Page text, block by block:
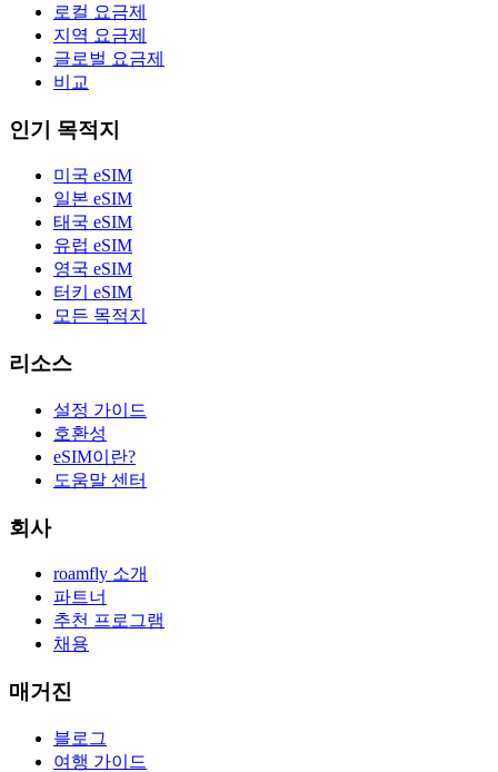
로컬 요금제
지역 요금제
글로벌 요금제
비교
인기 목적지
미국 eSIM
일본 eSIM
태국 eSIM
유럽 eSIM
영국 eSIM
터키 eSIM
모든 목적지
리소스
설정 가이드
호환성
eSIM이란?
도움말 센터
회사
roamfly 소개
파트너
추천 프로그램
채용
매거진
블로그
여행 가이드